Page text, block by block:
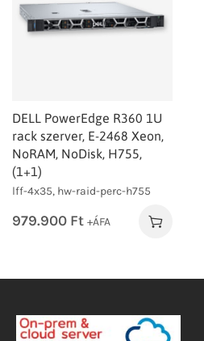
DELL PowerEdge R360 1U
rack szerver, E-2468 Xeon,
NoRAM, NoDisk, H755,
(1+1)
lff-4x35, hw-raid-perc-h755
979.900 Ft +ÁFA